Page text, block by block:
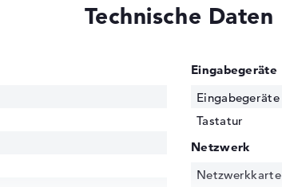
Technische Daten
Eingabegeräte
Eingabegeräte
Tastatur
Netzwerk
Netzwerkkarte